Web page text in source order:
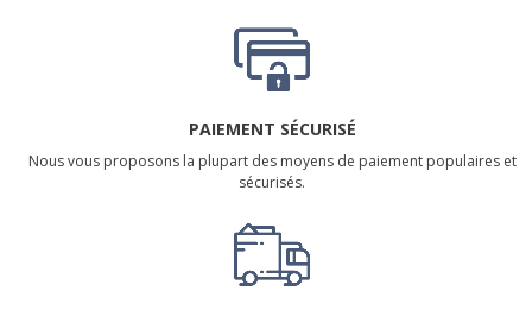
PAIEMENT SÉCURISÉ
Nous vous proposons la plupart des moyens de paiement populaires et
sécurisés.